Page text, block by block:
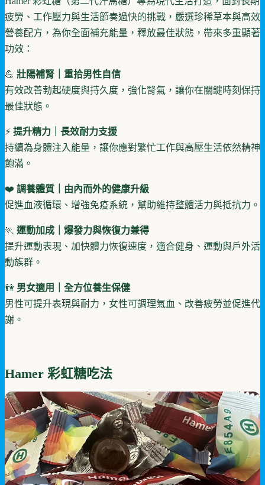
疲勞、工作壓力與生活節奏過快的挑戰，嚴選珍稀草本與高效
營養配方，為你全面補充能量，釋放最佳狀態，帶來多重顯著
功效：
💪 壯陽補腎｜重拾男性自信
有效改善勃起硬度與持久度，強化腎氣，讓你在關鍵時刻保持
最佳狀態。
⚡ 提升精力｜長效耐力支援
持續為身體注入能量，讓你應對繁忙工作與高壓生活依然精神
飽滿。
❤️ 調養體質｜由內而外的健康升級
促進血液循環、增強免疫系統，幫助維持整體活力與抵抗力。
🏃 運動加成｜爆發力與恢復力兼得
提升運動表現、加快體力恢復速度，適合健身、運動與戶外活
動族群。
👫 男女適用｜全方位養生保健
男性可提升表現與耐力，女性可調理氣血、改善疲勞並促進代
謝。
Hamer 彩虹糖吃法